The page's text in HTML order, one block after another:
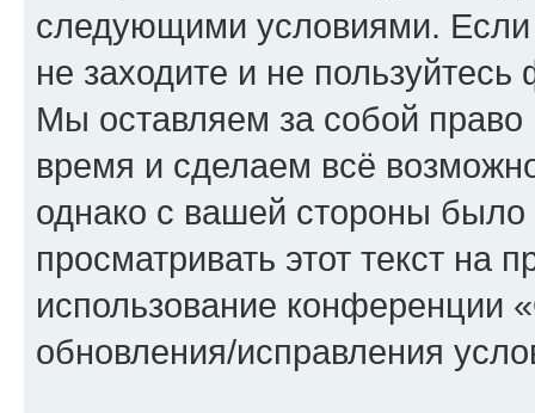
следующими условиями.
не заходите и не
Мы оставляем за собой
время и сделаем всё
однако с вашей стороны
просматривать этот текст на
использование конференции
обновления/исправления